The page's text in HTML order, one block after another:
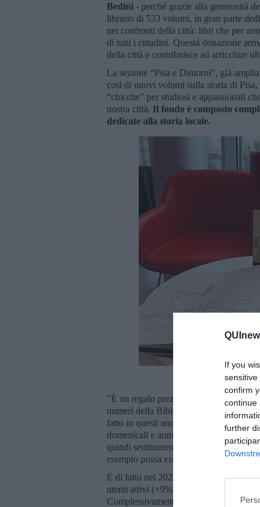
If you
confirm
continue
further
Bedini - perché grazie alla generosità
librario di 533 volumi, in gran parte
nei confronti della città: libri che per
di tutti i cittadini. Questa donazione
della città e contribuisce ad arricchire
La sezione “Pisa e Dintorni”, già
così di nuovi volumi sulla storia di
“chicche” per studiosi e appassionati
nostra città. Il fondo è composto
dedicate alla storia locale.
"È un regalo prezioso per tutti i pisani,
numeri della Biblioteca SMS - ha
fatto in questi anni per ampliare i
domenicali e aumentato il numero di
quindi sentitamente la famiglia Giglioni
esempio possa essere seguito anche da
E di fatto nel 2025 gli iscritti hanno
utenti attivi (+9%) e 49.203 prestiti
Complessivamente,
la struttura ha